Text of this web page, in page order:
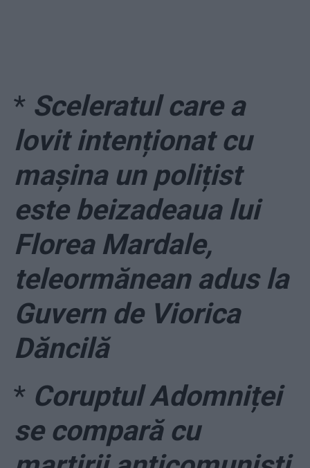
* Sceleratul care a
lovit intenționat cu
mașina un polițist
este beizadeaua lui
Florea Mardale,
teleormănean adus la
Guvern de Viorica
Dăncilă
* Coruptul Adomniței
se compară cu